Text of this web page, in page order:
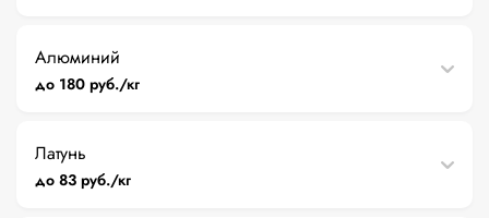
Алюминий
до 180 руб./кг
Латунь
до 83 руб./кг